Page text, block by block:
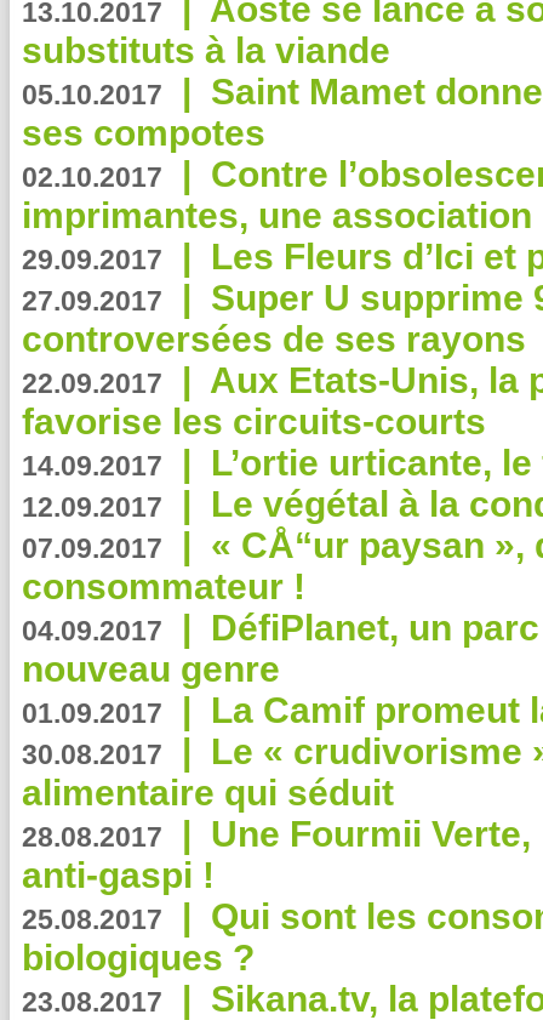
13.10.2017 | Aoste se lance à
substituts à la viande
05.10.2017 | Saint Mamet
ses compotes
02.10.2017 | Contre
imprimantes, une
29.09.2017 | Les Fleurs d’Ici et
27.09.2017 | Super U supprime
controversées de ses rayons
22.09.2017 | Aux Etats-Unis, la
favorise les circuits-courts
14.09.2017 | L’ortie urticante,
12.09.2017 | Le végétal à la
07.09.2017 | « CÅ“ur paysan
consommateur !
04.09.2017 | DéfiPlanet, un
nouveau genre
01.09.2017 | La Camif promeut
30.08.2017 | Le « crudivorisme
alimentaire qui séduit
28.08.2017 | Une Fourmii
anti-gaspi !
25.08.2017 | Qui sont les
biologiques ?
23.08.2017 | Sikana.tv, la